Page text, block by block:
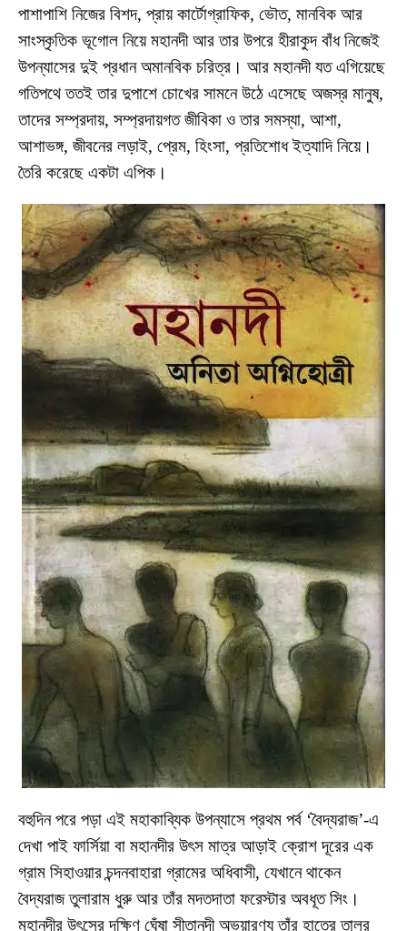
পাশাপাশি নিজের বিশদ, প্রায় কার্টোগ্রাফিক, ভৌত, মানবিক আর
সাংস্কৃতিক ভূগোল নিয়ে মহানদী আর তার উপরে হীরাকুদ বাঁধ নিজেই
উপন্যাসের দুই প্রধান অমানবিক চরিত্র। আর মহানদী যত এগিয়েছে
গতিপথে ততই তার দুপাশে চোখের সামনে উঠে এসেছে অজস্র মানুষ,
তাদের সম্প্রদায়, সম্প্রদায়গত জীবিকা ও তার সমস্যা, আশা,
আশাভঙ্গ, জীবনের লড়াই, প্রেম, হিংসা, প্রতিশোধ ইত্যাদি নিয়ে।
তৈরি করেছে একটা এপিক।
বহুদিন পরে পড়া এই মহাকাব্যিক উপন্যাসে প্রথম পর্ব ‘বৈদ্যরাজ’-এ
দেখা পাই ফার্সিয়া বা মহানদীর উৎস মাত্র আড়াই ক্রোশ দূরের এক
গ্রাম সিহাওয়ার চন্দনবাহারা গ্রামের অধিবাসী, যেখানে থাকেন
বৈদ্যরাজ তুলারাম ধুরু আর তাঁর মদতদাতা ফরেস্টার অবধূত সিং।
মহানদীর উৎসের দক্ষিণ ঘেঁষা সীতানদী অভয়ারণ্য তাঁর হাতের তালুর